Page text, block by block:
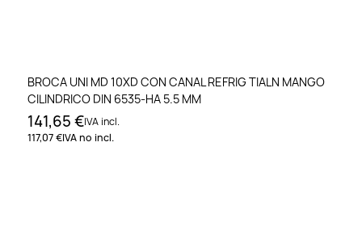
BROCA UNI MD 10XD CON CANAL REFRIG TIALN MANGO
CILINDRICO DIN 6535-HA 5.5 MM
141,65 €IVA incl.
117,07 €IVA no incl.